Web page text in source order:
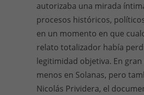
autorizaba una mirada
procesos históricos,
en un momento en que
relato totalizador había
legitimidad objetiva. En
menos en Solanas, pero
Nicolás Prividera, el